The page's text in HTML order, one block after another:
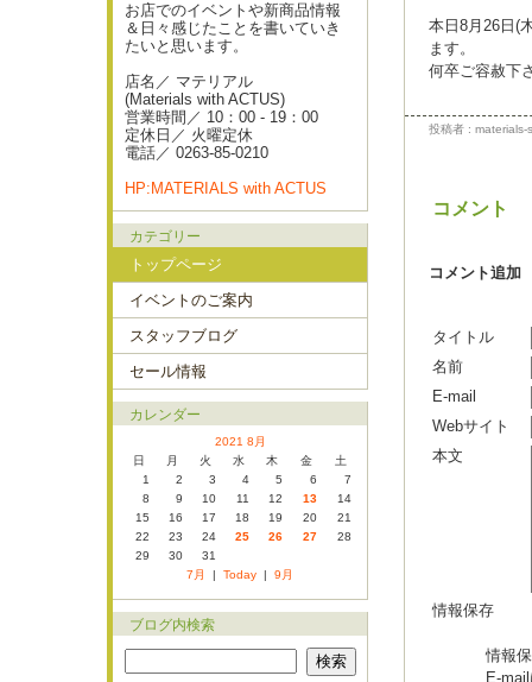
本日8月26日(
ます。
何卒ご容赦下
投稿者 : materials-
コメント
コメント追加
タイトル
名前
E-mail
Webサイト
本文
情報保存
情報
E-
お店でのイベントや新商品情報
＆日々感じたことを書いていき
たいと思います。
店名／ マテリアル
(Materials with ACTUS)
営業時間／ 10：00 - 19：00
定休日／ 火曜定休
電話／ 0263-85-0210
HP:MATERIALS with ACTUS
カテゴリー
トップページ
イベントのご案内
スタッフブログ
セール情報
カレンダー
2021 8月
日
月 火 水 木 金
土
1
2 3 4 5 6
7
8
9 10 11 12 13
14
15
16 17 18 19 20
21
22
23 24 25 26 27
28
29
30
31
7月
| Today | 9月
ブログ内検索